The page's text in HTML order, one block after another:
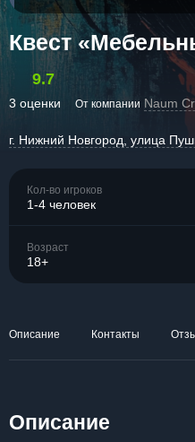
Квест
9.7
3 оценки От компании Naum
г. Нижний Новгород, улица
Кол-во игроков
1-4 человек
Возраст
18+
Описание Контакты
Описание